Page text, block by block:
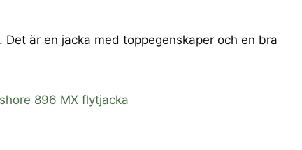
är en jacka med toppegenskaper och en bra
896 MX flytjacka